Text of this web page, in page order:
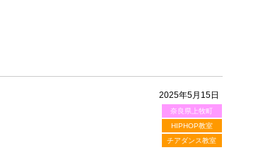
2025年5月15日
奈良県上牧町
HIPHOP教室
チアダンス教室